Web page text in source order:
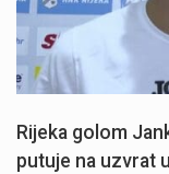
Rijeka golom
putuje na uzvrat